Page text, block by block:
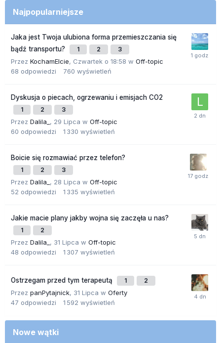
Najpopularniejsze
Jaka jest Twoja ulubiona forma przemieszczania się
bądź transportu?
1 2 3
Przez KochamElcie, Czwartek o 18:58 w Off-topic
68 odpowiedzi 760 wyświetleń
Dyskusja o piecach, ogrzewaniu i emisjach CO2
1 2 3
Przez Dalila_ , 29 Lipca w Off-topic
60 odpowiedzi 1 330 wyświetleń
Boicie się rozmawiać przez telefon?
1 2 3
Przez Dalila_ , 28 Lipca w Off-topic
52 odpowiedzi 1 335 wyświetleń
Jakie macie plany jakby wojna się zaczęła u nas?
1 2
Przez Dalila_ , 31 Lipca w Off-topic
48 odpowiedzi 1 307 wyświetleń
Ostrzegam przed tym terapeutą 1 2
Przez panPytajnick, 31 Lipca w Oferty
47 odpowiedzi 1 592 wyświetleń
Nowe wątki